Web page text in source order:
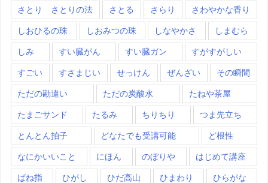
さとり さとりの法 さとる さらり さわやかな香り
しおひるの珠 しおみつの珠 しなやかさ しまむら
しみ すい臓がん すい臓ガン すがすがしい
すごい すさまじい せっけん ぜんざい その瞬間
ただの勘違い ただの炭酸水 たねや茶屋
たまごサンド たるみ ちりちり つま先立ち
とんとん拍子 どなたでも受講可能 ど根性
なにかいいこと にほん のぼりや はじめて講座
ばね指 ひがし ひだ高山 ひまわり ひらがな